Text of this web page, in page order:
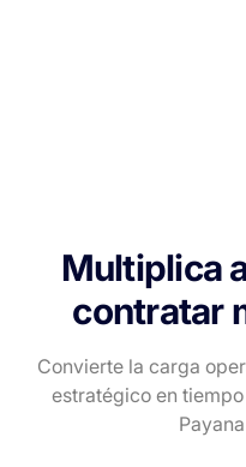
Multiplica
contratar
Convierte la carga
estratégico en tiempo